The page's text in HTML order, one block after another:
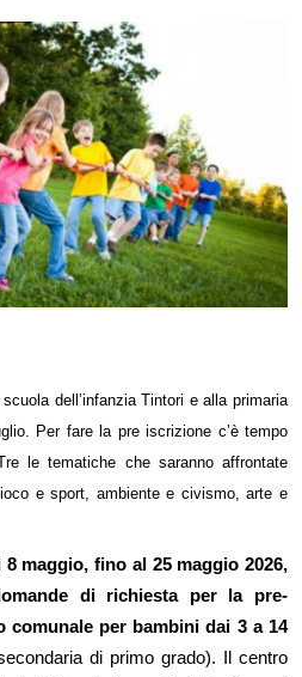
dell’infanzia Tintori e alla primaria
Per fare la pre iscrizione c’è tempo
le tematiche che saranno affrontate
e sport, ambiente e civismo, arte e
8 maggio, fino al 25 maggio 2026,
di richiesta per la pre-
comunale per bambini dai 3 a 14
di primo grado). Il centro